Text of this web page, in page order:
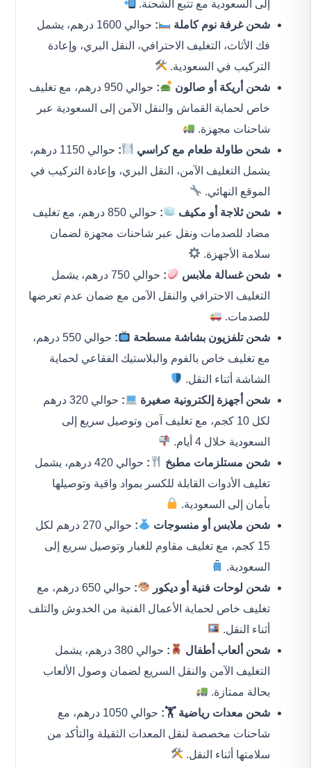
إلى السعودية مع تتبع الشحنة.
شحن غرفة نوم كاملة
:
حوالي 1600 درهم، يشمل
فك الأثاث، التغليف الاحترافي، النقل البري، وإعادة
التركيب في السعودية.
شحن أريكة أو صالون
:
حوالي 950 درهم، مع تغليف
خاص لحماية القماش والنقل الآمن إلى السعودية عبر
شاحنات مجهزة.
شحن طاولة طعام مع كراسي
:
حوالي 1150 درهم،
يشمل التغليف الآمن، النقل البري، وإعادة التركيب في
الموقع النهائي.
شحن ثلاجة أو مكيف
:
حوالي 850 درهم، مع تغليف
مضاد للصدمات ونقل عبر شاحنات مجهزة لضمان
سلامة الأجهزة.
شحن غسالة ملابس
:
حوالي 750 درهم، يشمل
التغليف الاحترافي والنقل الآمن مع ضمان عدم تعرضها
للصدمات.
شحن تلفزيون بشاشة مسطحة
:
حوالي 550 درهم،
مع تغليف خاص بالفوم والبلاستيك الفقاعي لحماية
الشاشة أثناء النقل.
شحن أجهزة إلكترونية صغيرة
:
حوالي 320 درهم
لكل 10 كجم، مع تغليف آمن وتوصيل سريع إلى
السعودية خلال 4 أيام.
شحن مستلزمات مطبخ
:
حوالي 420 درهم، يشمل
تغليف الأدوات القابلة للكسر بمواد واقية وتوصيلها
بأمان إلى السعودية.
شحن ملابس أو منسوجات
:
حوالي 270 درهم لكل
15 كجم، مع تغليف مقاوم للغبار وتوصيل سريع إلى
السعودية.
شحن لوحات فنية أو ديكور
:
حوالي 650 درهم، مع
تغليف خاص لحماية الأعمال الفنية من الخدوش والتلف
أثناء النقل.
شحن ألعاب أطفال
:
حوالي 380 درهم، يشمل
التغليف الآمن والنقل السريع لضمان وصول الألعاب
بحالة ممتازة.
شحن معدات رياضية 🏋️:
حوالي 1050 درهم، مع
شاحنات مخصصة لنقل المعدات الثقيلة والتأكد من
سلامتها أثناء النقل.